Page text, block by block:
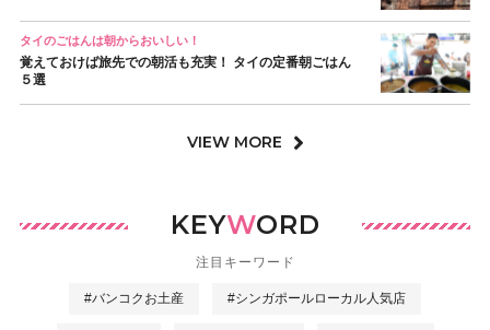
タイのごはんは朝からおいしい！
覚えておけば旅先での朝活も充実！ タイの定番朝ごはん
５選
VIEW MORE
KEYWORD
注目キーワード
#バンコクお土産 #シンガポールローカル人気店